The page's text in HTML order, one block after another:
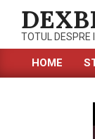
contentTOTUL DESPRE
Primary
HOME